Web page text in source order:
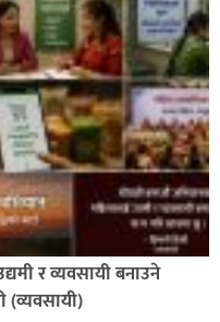
र व्यवसायी बनाउने
(व्यवसायी)